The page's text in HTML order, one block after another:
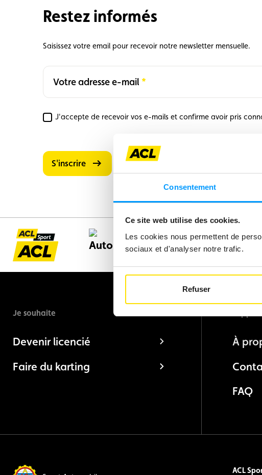
Consentement
Ce site web utilise des cookies.
Les cookies nous permettent de
sociaux et d'analyser notre trafic.
Refuser
Restez informés
Saisissez votre email pour recevoir notre newsletter mensuelle.
Votre adresse e-mail
Required
J'accepte de recevoir vos e-mails et confirme avoir pris
Required
S'inscrire
Automobile
Je souhaite
Devenir licencié
Faire du karting
À
FAQ
ACL